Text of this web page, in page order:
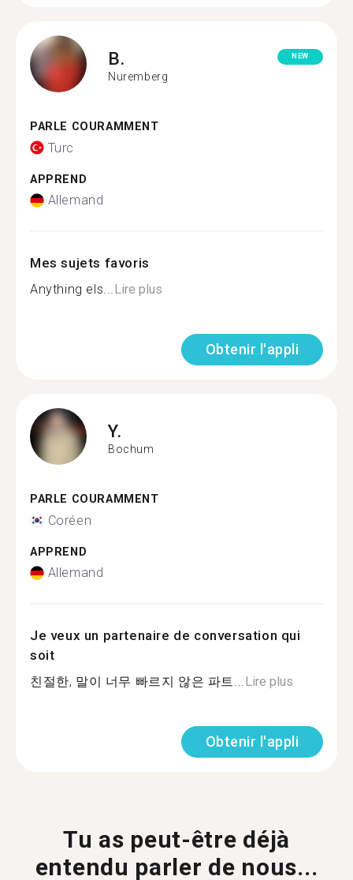
B.
Nuremberg
NEW
PARLE COURAMMENT
Turc
APPREND
Allemand
Mes sujets favoris
Anything els...Lire plus
Obtenir l'appli
Y.
Bochum
PARLE COURAMMENT
Coréen
APPREND
Allemand
Je veux un partenaire de conversation qui
soit
친절한, 말이 너무 빠르지 않은 파트...Lire plus
Obtenir l'appli
Tu as peut-être déjà
entendu parler de nous...